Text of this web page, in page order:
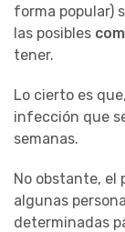
forma popular)
las posibles
tener.
Lo cierto es
infección que
semanas.
No obstante, el
algunas
determinadas